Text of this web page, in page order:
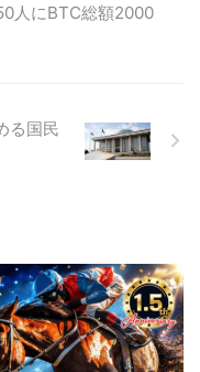
人にBTC総額2000
る国民